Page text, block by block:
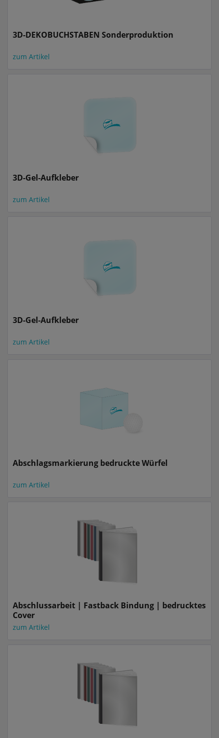
3D-DEKOBUCHSTABEN Sonderproduktion
zum Artikel
3D-Gel-Aufkleber
zum Artikel
3D-Gel-Aufkleber
zum Artikel
Abschlagsmarkierung bedruckte Würfel
zum Artikel
Abschlussarbeit | Fastback Bindung | bedrucktes
Cover
zum Artikel